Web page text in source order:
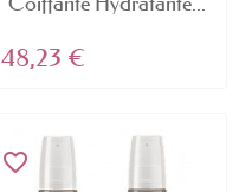
48,23 €
favorite_border